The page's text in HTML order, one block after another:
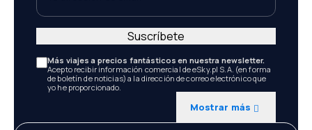
Más viajes a precios fantásticos en nuestra newsletter.
Acepto recibir información comercial de eSky.pl S.A. (en forma
de boletín de noticias) a la dirección de correo electrónico que
yo he proporcionado.
Mostrar más
Suscríbete